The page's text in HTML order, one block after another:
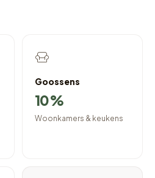
Goossens
10%
Woonkamers & keukens